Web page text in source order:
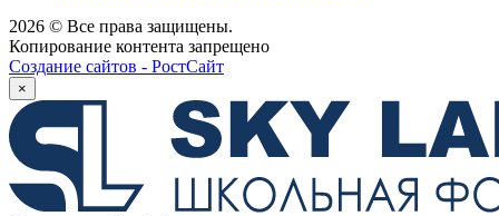
2026 © Все права защищены.
Копирование контента запрещено
Создание сайтов - РостСайт
×